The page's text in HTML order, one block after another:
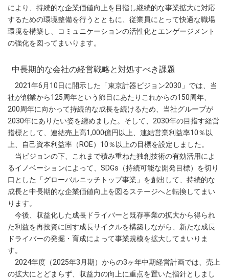
により、持続的な企業価値向上を目指し継続的な事業拡大に対応
するための環境整備を行うとともに、従業員にとって快適な職場
環境を構築し、コミュニケーションの活性化とエンゲージメント
の強化を図ってまいります。
中長期的な会社の経営戦略と対処すべき課題
2021年6月10日に開示した「東京計器ビジョン2030」では、当
社が創業から125周年という節目にあたりこれからの150周年、
200周年に向かって持続的な成長を続けるため、当社グループが
2030年にありたい姿を纏めました。そして、2030年の目指す経営
指標として、連結売上高1,000億円以上、連結営業利益率10％以
上、自己資本利益率（ROE）10％以上の目標を設定しました。
当ビジョンの下、これまで積み重ねた独創技術の有効活用によ
るイノベーションによって、SDGs（持続可能な開発目標）を切り
口とした「グローバルニッチトップ事業」を創出して、持続的な
成長と中長期的な企業価値向上を図るステージへと転換してまい
ります。
今後、収益化した成長ドライバーと既存事業の拡大から得られ
た利益を再投資に回す成長サイクルを構築しながら、新たな成長
ドライバーの発掘・育成によって事業規模を拡大してまいりま
す。
2024年度（2025年3月期）からの3ヶ年中期経営計画では、売上
の拡大にとどまらず、収益力の向上に重点を置いた指針としまし